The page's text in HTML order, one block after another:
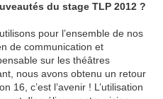
du stage TLP 2012 ?
pour l’ensemble de nos
de communication et
sur les théâtres
nous avons obtenu un retour
16, c’est l’avenir ! L’utilisation